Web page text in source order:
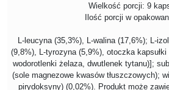
Wielkość porcji: 9
Ilość porcji w
L-leucyna (35,3%), L-walina (17,6%); L-
(9,8%), L-tyrozyna (5,9%), otoczka
wodorotlenki żelaza, dwutlenek tytanu)];
(sole magnezowe kwasów tłuszczowych);
pirydoksyny) (0,02%). Produkt może